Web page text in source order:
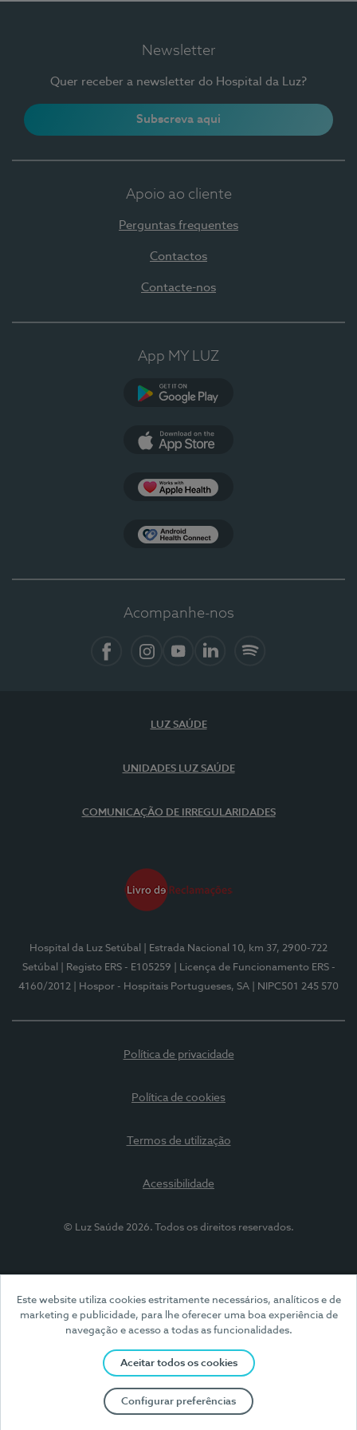
Este website utiliza cookies estritamente necessários, analíticos e de
marketing e publicidade, para lhe oferecer uma boa experiência de
navegação e acesso a todas as funcionalidades.
Aceitar todos os cookies
Configurar preferências
Newsletter
Quer receber a newsletter do Hospital da Luz?
Subscreva aqui
Apoio ao cliente
Perguntas frequentes
Contactos
Contacte-nos
App MY LUZ
Acompanhe-nos
LUZ SAÚDE
UNIDADES LUZ SAÚDE
COMUNICAÇÃO DE IRREGULARIDADES
Hospital da Luz Setúbal
| Estrada Nacional 10, km 37, 2900-722
Setúbal
| Registo ERS - E105259
| Licença de Funcionamento ERS -
4160/2012
| Hospor - Hospitais Portugueses, SA | NIPC501 245 570
Política de privacidade
Política de cookies
Termos de utilização
Acessibilidade
© Luz Saúde 2026. Todos os direitos reservados.